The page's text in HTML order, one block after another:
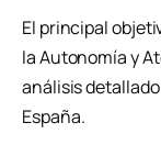
El principal
la Autonomía y
análisis
España.